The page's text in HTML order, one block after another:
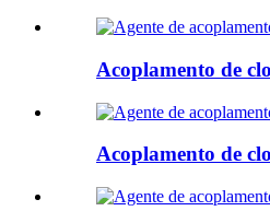
Acoplamento de
Acoplamento de